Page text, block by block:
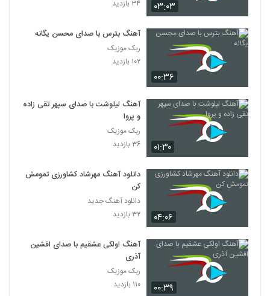
۰۳:۰۳
۳۴ بازدید
۰۰:۳۶
آهنگ بترس با صدای محسن یگانه
ربک موزیک
۱۰۲ بازدید
۰۱:۳۰
آهنگ لیلوشت با صدای سپهر تقی زاده
و پروا
ربک موزیک
۳۶ بازدید
۰۴:۰۶
دانلود آهنگ مهرشاد کشاورزی تمومش
کن
دانلود آهنگ جدید
۳۲ بازدید
۰۰:۳۹
آهنگ اولکی عشقیم با صدای افشین
آذری
ربک موزیک
۱۱۰ بازدید